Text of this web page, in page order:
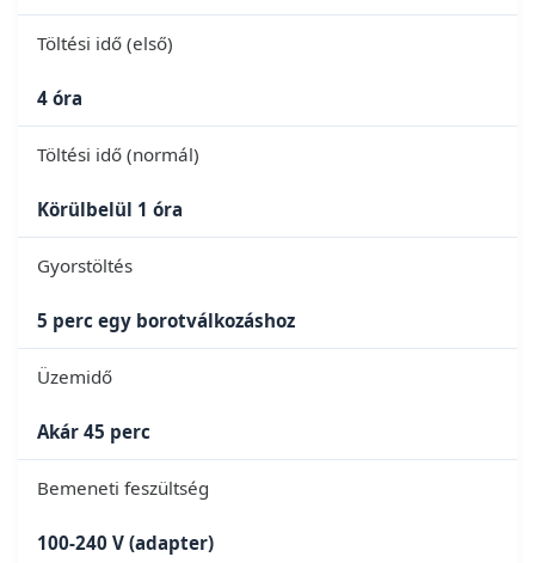
Töltési idő (első)
4 óra
Töltési idő (normál)
Körülbelül 1 óra
Gyorstöltés
5 perc egy borotválkozáshoz
Üzemidő
Akár 45 perc
Bemeneti feszültség
100-240 V (adapter)